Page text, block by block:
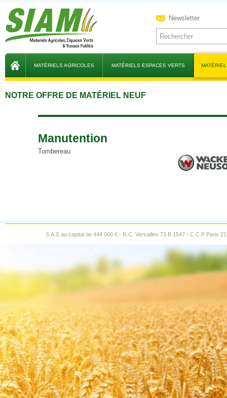
Newsletter
MATÉRIELS AGRICOLES MATÉRIELS ESPACES VERTS
NOTRE OFFRE DE MATÉRIEL NEUF
manutention
Tombereau
S.A.S au capital de 444 000 € - R.C. Versailles 73 B 1547 - C.C.P Paris